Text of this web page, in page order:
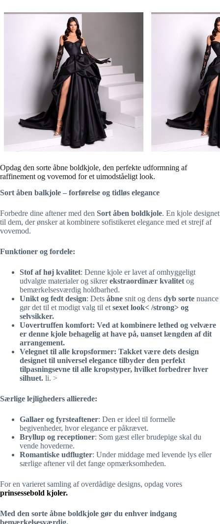
Opdag den sorte åbne boldkjole, den perfekte udformning af
raffinement og vovemod for et uimodståeligt look.
Sort åben balkjole – forførelse og tidløs elegance
Forbedre dine aftener med den Sort åben boldkjole. En kjole designet
til dem, der ønsker at kombinere sofistikeret elegance med et strejf af
vovemod.
Funktioner og fordele:
Stof af høj kvalitet: Denne kjole er lavet af omhyggeligt
udvalgte materialer og sikrerekstraordinær kvalitet og
bemærkelsesværdig holdbarhed.
Unikt og fedt design: Dets åbne snit og dens dyb sorte nuance
gør det til et modigt valg til et sexet look< /strong> og
selvsikker.
Uovertruffen komfort: Ved at kombinere lethed og velvære
er denne kjole behagelig at have på, uanset længden af ​​dit
arrangement.
Velegnet til alle kropsformer: Takket være dets design
designet til universel elegance tilbyder den perfekt
tilpasningsevne til alle kropstyper, hvilket forbedrer hver
silhuet. li. >
Særlige lejligheders allierede:
Gallaer og fyrsteaftener: Den er ideel til formelle
begivenheder, hvor elegance er påkrævet.
Bryllup og receptioner: Som gæst eller brudepige skal du
vende hovederne.
Romantiske udflugter: Under middage med levende lys eller
særlige aftener vil det fange opmærksomheden.
For en varieret samling af overdådige designs, opdag vores
prinsessebold kjoler.
Med den sorte åbne boldkjole gør du enhver indgang
bemærkelsesværdig.